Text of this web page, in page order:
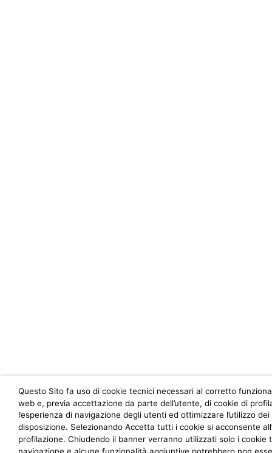
Questo Sito fa uso di cookie tecnici necessari al corretto
web e, previa accettazione da parte dell’utente, di cookie di
l’esperienza di navigazione degli utenti ed ottimizzare l’utilizzo
disposizione. Selezionando Accetta tutti i cookie si acconsente
profilazione. Chiudendo il banner verranno utilizzati solo i cookie